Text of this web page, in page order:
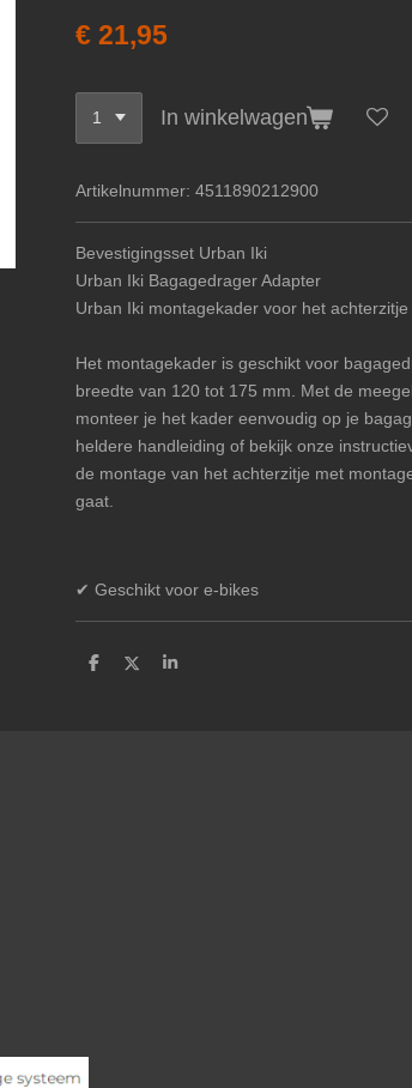
€ 21,95
In winkelwagen
Artikelnummer: 4511890212900
Bevestigingsset Urban Iki
Urban Iki Bagagedrager Adapter
Urban Iki montagekader voor het achterzitje
Het montagekader is geschikt voor
breedte van 120 tot 175 mm. Met de
monteer je het kader eenvoudig op je
heldere handleiding of bekijk onze
de montage van het achterzitje met
gaat.
✔ Geschikt voor e-bikes
D
D
S